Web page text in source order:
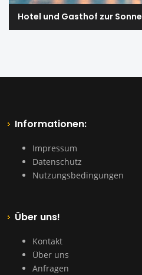
Hotel und Gasthof zur Sonne
Informationen:
Impressum
Datenschutz
Nutzungsbedingungen
Über uns!
Kontakt
Über uns
Anfragen